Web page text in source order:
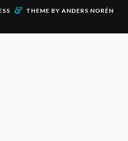
& THEME BY ANDERS NORÉN